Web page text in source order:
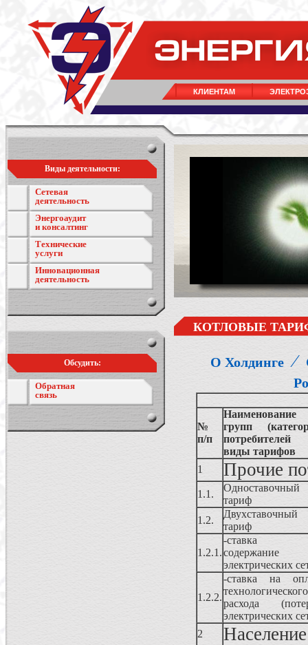
КЛИЕНТАМ
Виды деятельности:
Сетевая
деятельность
Энергоаудит
и консалтинг
Технические
услуги
Инновационная
деятельность
Обсудить:
Обратная
связь
КОТЛОВЫЕ
О Холдинге ⁄
№
п/п
Наименование
групп
виды тарифов
1
Прочие
1.1.
Одноставочный
тариф
1.2.
Двухставочный
тариф
1.2.1.
-ставка
содержание
электрических
1.2.2.
-ставка на
технологического
расхода
электрических
2
Население